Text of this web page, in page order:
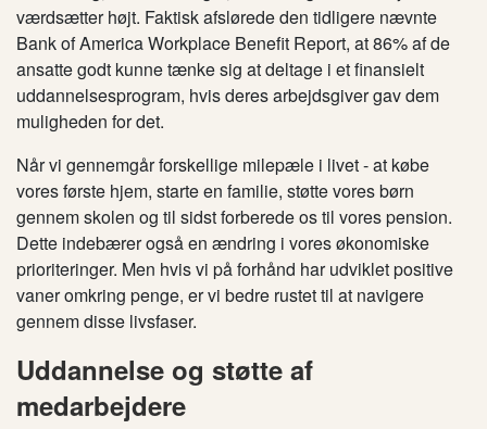
værdsætter højt. Faktisk afslørede den tidligere nævnte
Bank of America Workplace Benefit Report, at 86% af de
ansatte godt kunne tænke sig at deltage i et finansielt
uddannelsesprogram, hvis deres arbejdsgiver gav dem
muligheden for det.
Når vi gennemgår forskellige milepæle i livet - at købe
vores første hjem, starte en familie, støtte vores børn
gennem skolen og til sidst forberede os til vores pension.
Dette indebærer også en ændring i vores økonomiske
prioriteringer. Men hvis vi på forhånd har udviklet positive
vaner omkring penge, er vi bedre rustet til at navigere
gennem disse livsfaser.
Uddannelse og støtte af
medarbejdere